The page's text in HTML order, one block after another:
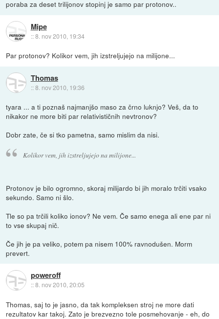
poraba za deset trilijonov stopinj je samo par protonov..
Mipe
::8. nov 2010, 19:34
Par protonov? Kolikor vem, jih izstreljujejo na milijone...
Thomas
::8. nov 2010, 19:36
tyara ... a ti poznaš najmanjšo maso za črno luknjo? Veš, da to
nikakor ne more biti par relativističnih nevtronov?
Dobr zate, če si tko pametna, samo mislim da nisi.
Kolikor vem, jih izstreljujejo na milijone...
Protonov je bilo ogromno, skoraj milijardo bi jih moralo trčiti vsako
sekundo. Samo ni šlo.
Tle so pa trčili koliko ionov? Ne vem. Če samo enega ali ene par ni
to vse skupaj nič.
Če jih je pa veliko, potem pa nisem 100% ravnodušen. Morm
prevert.
poweroff
::8. nov 2010, 20:05
Thomas, saj to je jasno, da tak kompleksen stroj ne more dati
rezultatov kar takoj. Zato je brezvezno tole posmehovanje - eh, do